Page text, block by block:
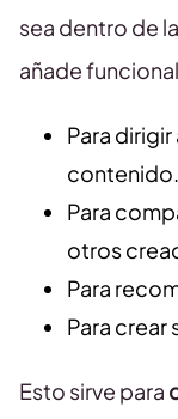
sea dentro de
añade
Para
contenido.
Para
otros
Para
Para
Esto sirve para